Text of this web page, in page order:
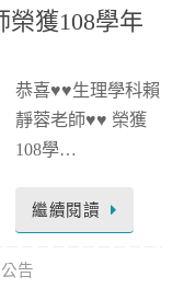
榮獲108學年
恭喜♥♥生理學科賴
靜蓉老師♥♥ 榮獲
108學…
繼續閱讀
告